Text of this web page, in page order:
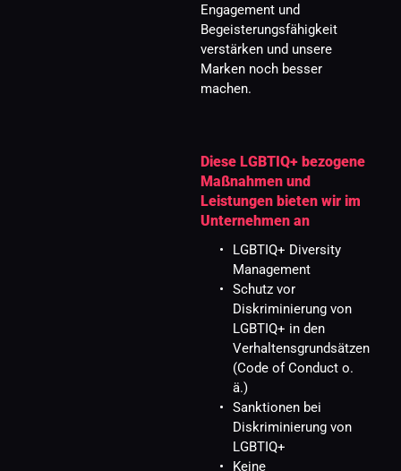
Engagement und
Begeisterungsfähigkeit
verstärken und unsere
Marken noch besser
machen.
Diese LGBTIQ+ bezogene
Maßnahmen und
Leistungen bieten wir im
Unternehmen an
LGBTIQ+ Diversity
Management
Schutz vor
Diskriminierung von
LGBTIQ+ in den
Verhaltensgrundsätzen
(Code of Conduct o.
ä.)
Sanktionen bei
Diskriminierung von
LGBTIQ+
Keine